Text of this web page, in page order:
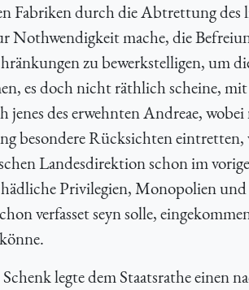
Fabriken durch die Abtrettung
Nothwendigkeit mache, die
zu bewerkstelligen, um
es doch nicht räthlich scheine,
jenes des erwehnten Andreae,
besondere Rücksichten
Landesdirektion schon im
Privilegien, Monopolien
verfasset seyn solle,
legte dem Staatsrathe einen